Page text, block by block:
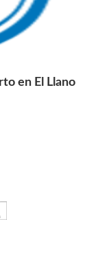
en El Llano